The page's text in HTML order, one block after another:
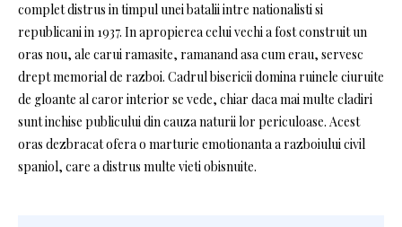
complet distrus in timpul unei batalii intre nationalisti si
republicani in 1937. In apropierea celui vechi a fost construit un
oras nou, ale carui ramasite, ramanand asa cum erau, servesc
drept memorial de razboi. Cadrul bisericii domina ruinele ciuruite
de gloante al caror interior se vede, chiar daca mai multe cladiri
sunt inchise publicului din cauza naturii lor periculoase. Acest
oras dezbracat ofera o marturie emotionanta a razboiului civil
spaniol, care a distrus multe vieti obisnuite.